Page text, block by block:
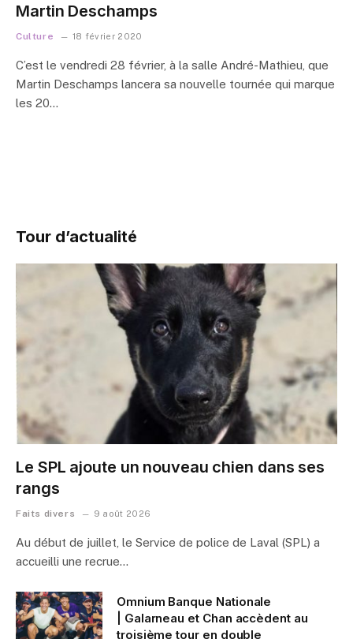
Martin Deschamps
Culture 18 février 2020
C’est le vendredi 28 février, à la salle André-Mathieu, que
Martin Deschamps lancera sa nouvelle tournée qui marque
les 20…
Tour d’actualité
Le SPL ajoute un nouveau chien dans ses
rangs
Faits divers 9 août 2026
Au début de juillet, le Service de police de Laval (SPL) a
accueilli une recrue…
Omnium Banque Nationale
| Galarneau et Chan accèdent au
troisième tour en double